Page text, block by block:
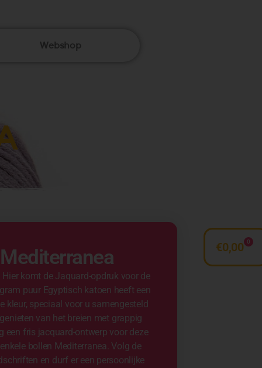
Webshop
komt de Jaquard-opdruk voor de
puur Egyptisch katoen heeft een
kleur, speciaal voor u samengesteld
van het breien met grappig
een fris jacquard-ontwerp voor deze
bollen Mediterranea. Volg de
en durf er een persoonlijke
€0,00 0